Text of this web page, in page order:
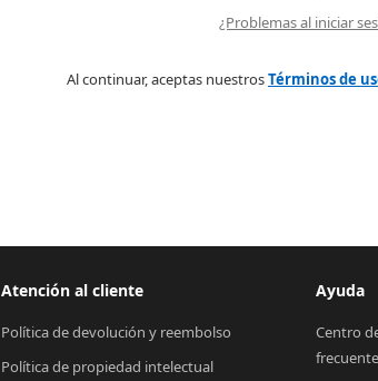
¿Problemas al iniciar
Al continuar, aceptas nuestrosTérminos de
Atención al cliente
Política de devolución y reembolso
Política de propiedad intelectual
Ayuda
Centro